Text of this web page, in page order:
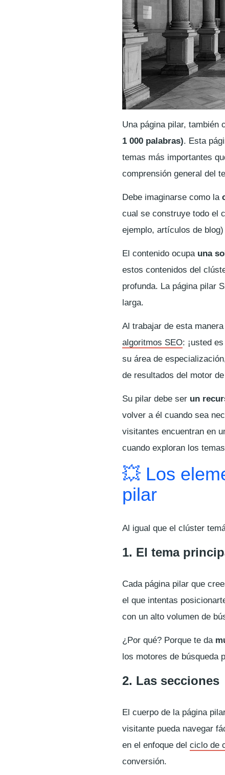
Una página pilar, también
1 000 palabras). Esta
temas más importantes
comprensión general del
Debe imaginarse como la
cual se construye todo el
ejemplo, artículos de
El contenido ocupa una
estos contenidos del
profunda. La página pilar
larga.
Al trabajar de esta
algoritmos SEO: ¡usted es
su área de
de resultados del motor
Su pilar debe ser un
volver a él cuando sea
visitantes encuentran en
cuando exploran los
💥 Los
pilar
Al igual que el clúster
1. El tema
Cada página pilar que
el que intentas
con un alto volumen de
¿Por qué? Porque te da
los motores de búsqueda
2. Las secciones
El cuerpo de la página
visitante pueda navegar
en el enfoque del ciclo de
conversión.